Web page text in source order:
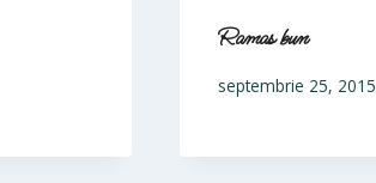
Ramas bun
septembrie 25, 2015